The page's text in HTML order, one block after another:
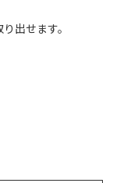
出せます。